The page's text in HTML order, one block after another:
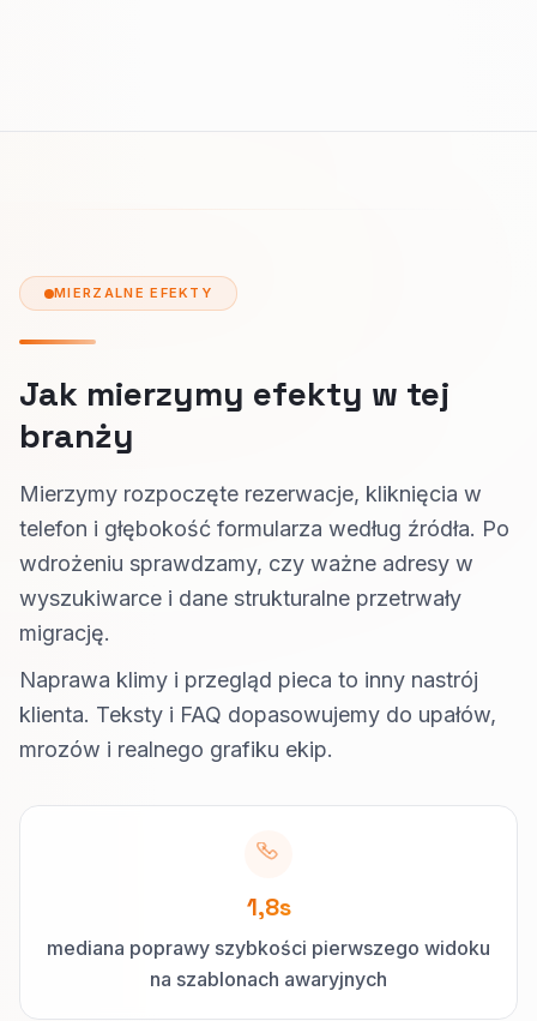
MIERZALNE EFEKTY
Jak mierzymy efekty w tej
branży
Mierzymy rozpoczęte rezerwacje, kliknięcia w
telefon i głębokość formularza według źródła. Po
wdrożeniu sprawdzamy, czy ważne adresy w
wyszukiwarce i dane strukturalne przetrwały
migrację.
Naprawa klimy i przegląd pieca to inny nastrój
klienta. Teksty i FAQ dopasowujemy do upałów,
mrozów i realnego grafiku ekip.
1,8s
mediana poprawy szybkości pierwszego widoku
na szablonach awaryjnych